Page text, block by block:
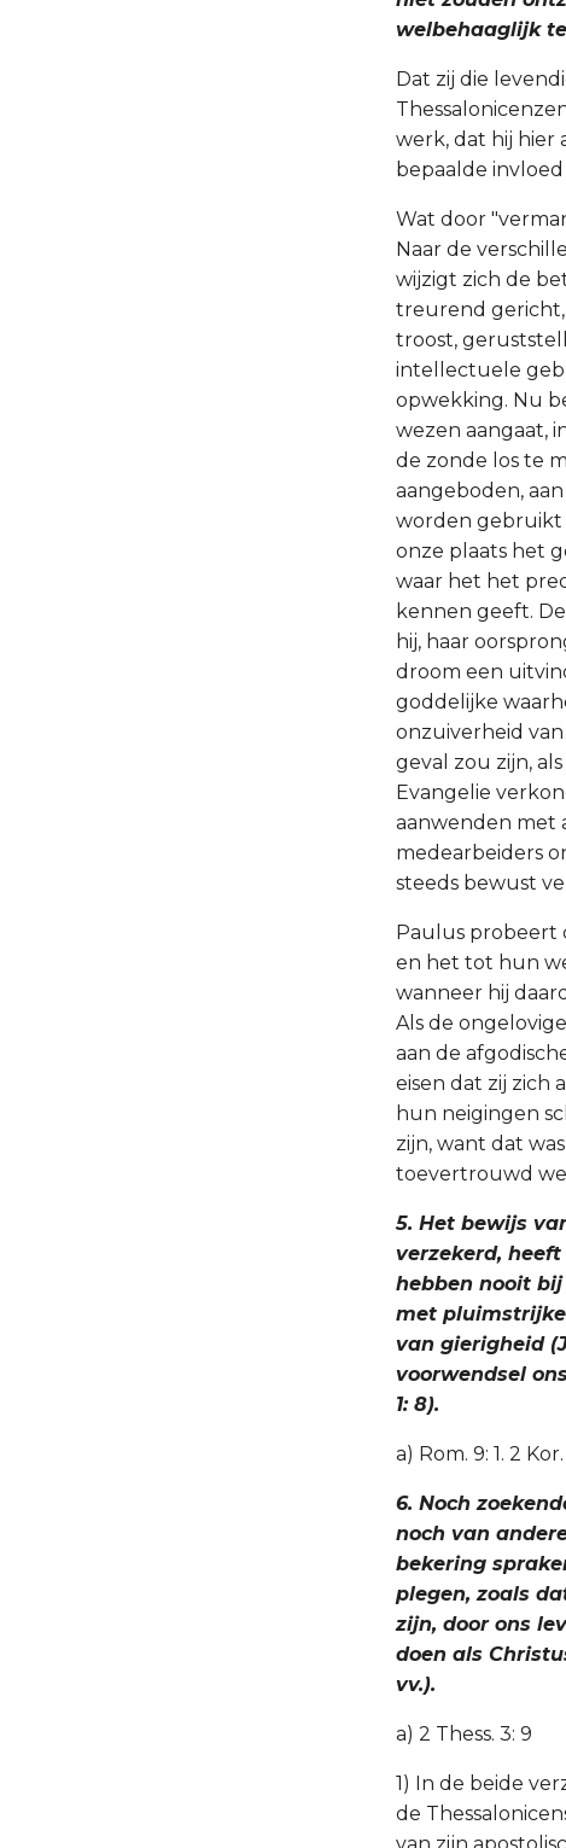
welbehaaglijk te
Dat zij die
werk, dat hij hier
bepaalde
Wat door
Naar de
wijzigt zich de
treurend gericht,
troost,
intellectuele
opwekking. Nu
wezen aangaat,
de zonde los te
aangeboden,
worden gebruikt
onze plaats het
waar het het
kennen geeft.
hij, haar
droom een
goddelijke
onzuiverheid
geval zou zijn,
Evangelie
aanwenden met
medearbeiders
steeds bewust
Paulus probeert
en het tot hun
wanneer hij
Als de
aan de
eisen dat zij zich
hun neigingen
zijn, want dat
toevertrouwd
5. Het bewijs
verzekerd,
hebben nooit
met
van gierigheid
voorwendsel
1: 8).
a) Rom. 9: 1. 2 Kor.
6. Noch
noch van
bekering
plegen, zoals
zijn, door ons
doen als
vv.).
a) 2 Thess. 3: 9
1) In de beide
de